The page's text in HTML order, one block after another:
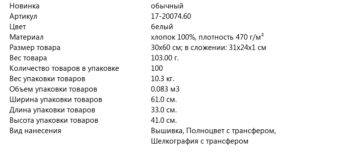
Новинка
обычный
Артикул
17-20074.60
Цвет
белый
Материал
хлопок 100%, плотность 470 г/м²
Размер товара
30х60 см; в сложении: 31х24х1 см
Вес товара
103.00 г.
Количество товаров в упаковке
100
Вес упаковки товаров
10.3 кг.
Объем упаковки товаров
0.083 м3
Ширина упаковки товаров
61.0 см.
Длина упаковки товаров
33.0 см.
Высота упаковки товаров
41.0 см.
Вид нанесения
Вышивка, Полноцвет с трансфером,
Шелкография с трансфером